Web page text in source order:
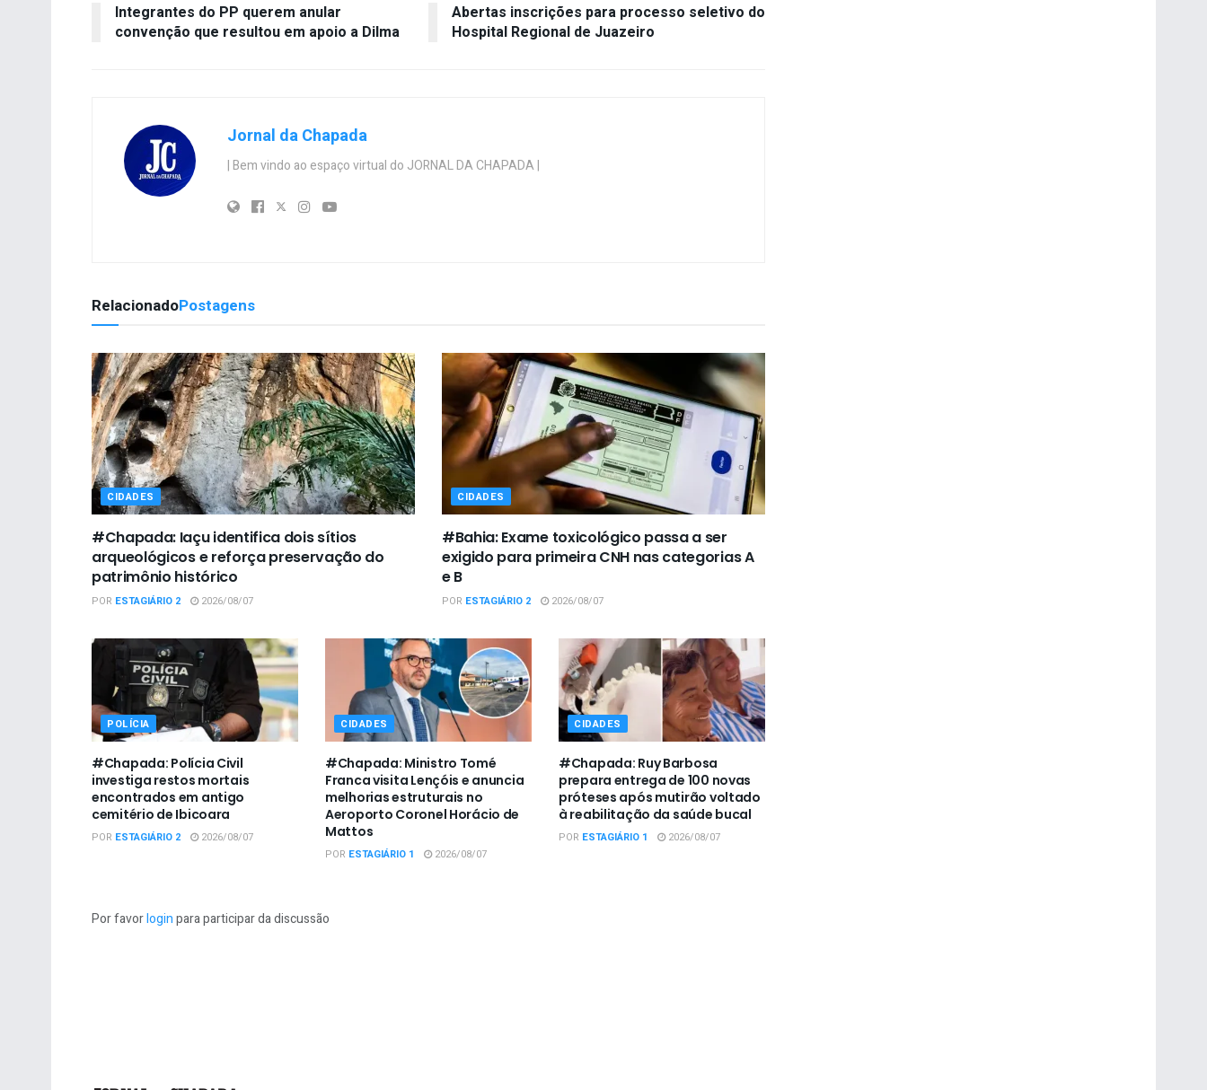
Integrantes do PP querem anular
convenção que resultou em apoio a Dilma
Abertas inscrições para processo seletivo do
Hospital Regional de Juazeiro
Jornal da Chapada
| Bem vindo ao espaço virtual do JORNAL DA CHAPADA |
RelacionadoPostagens
CIDADES
#Chapada: Iaçu identifica dois sítios
arqueológicos e reforça preservação do
patrimônio histórico
POR ESTAGIÁRIO 2 2026/08/07
CIDADES
#Bahia: Exame toxicológico passa a ser
exigido para primeira CNH nas categorias A
e B
POR ESTAGIÁRIO 2 2026/08/07
POLÍCIA
#Chapada: Polícia Civil
investiga restos mortais
encontrados em antigo
cemitério de Ibicoara
POR ESTAGIÁRIO 2 2026/08/07
CIDADES
#Chapada: Ministro Tomé
Franca visita Lençóis e anuncia
melhorias estruturais no
Aeroporto Coronel Horácio de
Mattos
POR ESTAGIÁRIO 1 2026/08/07
CIDADES
#Chapada: Ruy Barbosa
prepara entrega de 100 novas
próteses após mutirão voltado
à reabilitação da saúde bucal
POR ESTAGIÁRIO 1 2026/08/07
Por favorloginpara participar da discussão